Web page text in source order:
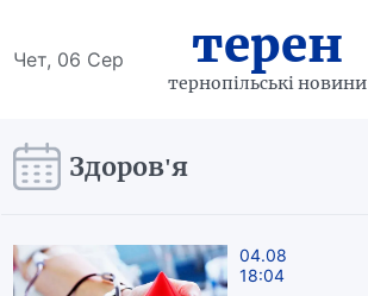
Чет, 06 Сер терен
тернопільські новини
Здоров'я
04.08
18:04